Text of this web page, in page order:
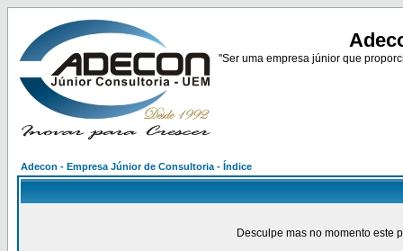
"Ser uma empresa júnior que
Adecon - Empresa Júnior de Consultoria - Índice
Desculpe mas no momento este